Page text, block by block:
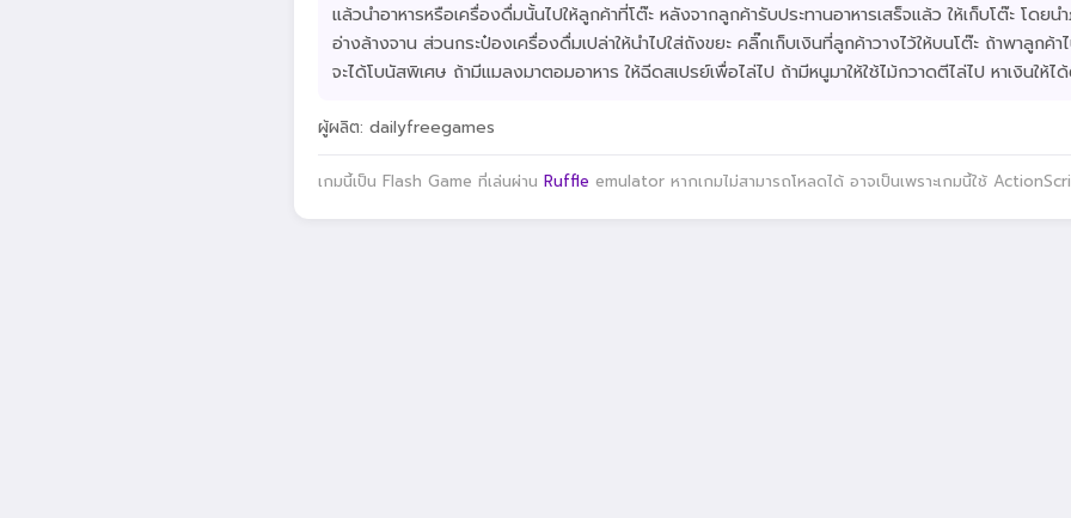
แล้วนำอาหารหรือเครื่องดื่มนั้นไปให้ลูกค้าที่โต๊ะ หลังจากลูกค้ารับประทานอาหารเสร็จแล้ว ให้เก็บโต๊ะ โดยน
อ่างล้างจาน ส่วนกระป๋องเครื่องดื่มเปล่าให้นำไปใส่ถังขยะ คลิ๊กเก็บเงินที่ลูกค้าวางไว้ให้บนโต๊ะ ถ้าพาลูกค้
จะได้โบนัสพิเศษ ถ้ามีแมลงมาตอมอาหาร ให้ฉีดสเปรย์เพื่อไล่ไป ถ้ามีหนูมาให้ใช้ไม้กวาดตีไล่ไป หาเงินให้
ผู้ผลิต: dailyfreegames
เกมนี้เป็น Flash Game ที่เล่นผ่าน Ruffle emulator หากเกมไม่สามารถโหลดได้ อาจเป็นเพราะเกมนี้ใช้